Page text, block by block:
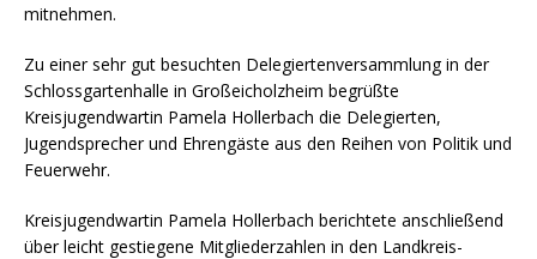
mitnehmen.
Zu einer sehr gut besuchten Delegiertenversammlung in der
Schlossgartenhalle in Großeicholzheim begrüßte
Kreisjugendwartin Pamela Hollerbach die Delegierten,
Jugendsprecher und Ehrengäste aus den Reihen von Politik und
Feuerwehr.
Kreisjugendwartin Pamela Hollerbach berichtete anschließend
über leicht gestiegene Mitgliederzahlen in den Landkreis-